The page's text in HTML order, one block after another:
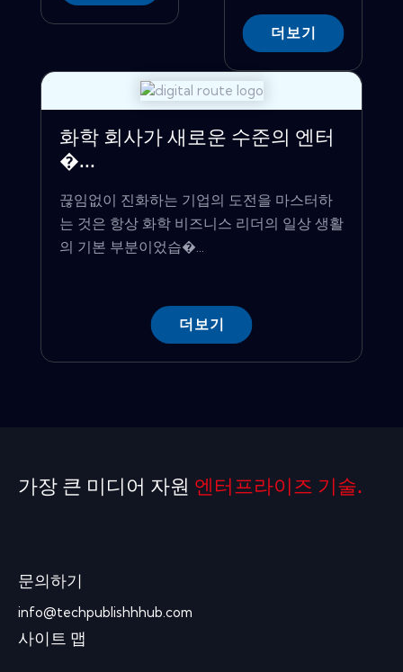
더보기
화학 회사가 새로운 수준의 엔터
�...
끊임없이 진화하는 기업의 도전을 마스터하
는 것은 항상 화학 비즈니스 리더의 일상 생활
의 기본 부분이었습�...
더보기
가장 큰 미디어 자원 엔터프라이즈 기술.
문의하기
info@techpublishhhub.com
사이트 맵